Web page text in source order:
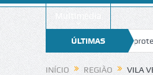
Multimédia
ÚLTIMAS
NOTÍCIAS
ensina a conhecer e proteger as
INÍCIO REGIÃO VILA